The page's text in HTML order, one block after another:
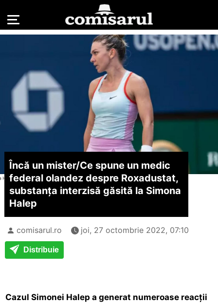
Încă un mister/Ce spune un medic
federal olandez despre Roxadustat,
substanța interzisă găsită la Simona
Halep
comisarul.ro joi, 27 octombrie 2022, 07:10
Distribuie
Cazul Simonei Halep a generat numeroase reacții